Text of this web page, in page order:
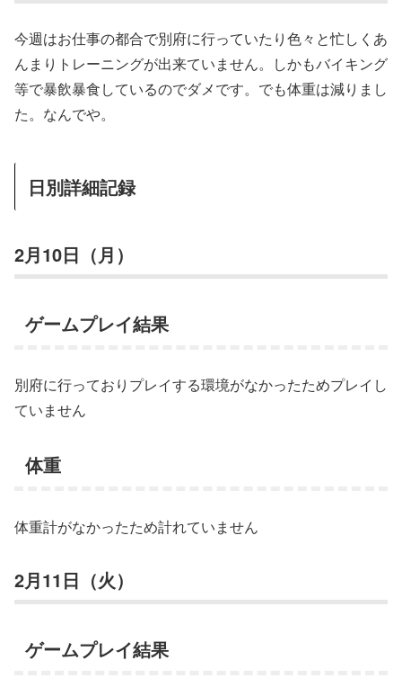
今週はお仕事の都合で別府に行っていたり色々と忙しくあ
んまりトレーニングが出来ていません。しかもバイキング
等で暴飲暴食しているのでダメです。でも体重は減りまし
た。なんでや。
日別詳細記録
2月10日（月）
ゲームプレイ結果
別府に行っておりプレイする環境がなかったためプレイし
ていません
体重
体重計がなかったため計れていません
2月11日（火）
ゲームプレイ結果